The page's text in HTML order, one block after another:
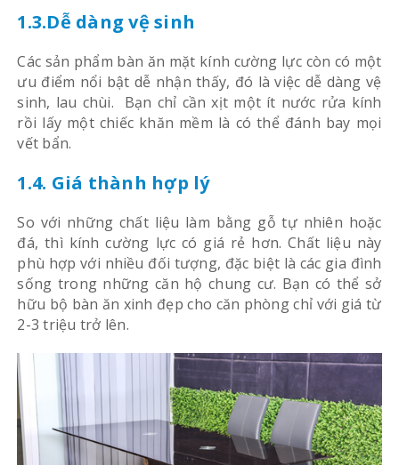
1.3.Dễ dàng vệ sinh
Các sản phẩm bàn ăn mặt kính cường lực còn có một
ưu điểm nổi bật dễ nhận thấy, đó là việc dễ dàng vệ
sinh, lau chùi. Bạn chỉ cần xịt một ít nước rửa kính
rồi lấy một chiếc khăn mềm là có thể đánh bay mọi
vết bẩn.
1.4. Giá thành hợp lý
So với những chất liệu làm bằng gỗ tự nhiên hoặc
đá, thì kính cường lực có giá rẻ hơn. Chất liệu này
phù hợp với nhiều đối tượng, đặc biệt là các gia đình
sống trong những căn hộ chung cư. Bạn có thể sở
hữu bộ bàn ăn xinh đẹp cho căn phòng chỉ với giá từ
2-3 triệu trở lên.